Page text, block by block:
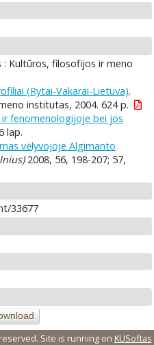
: Kultūros, filosofijos ir meno
(Rytai-Vakarai-Lietuva).
institutas, 2004. 624 p.
fenomenologijoje bei jos
lap.
vėlyvojoje Algimanto
2008, 56, 198-207; 57,
33677
Site is running on KUSoftas